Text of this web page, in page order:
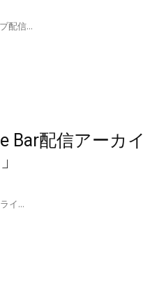
配信...
Bar配信アーカ
イ...